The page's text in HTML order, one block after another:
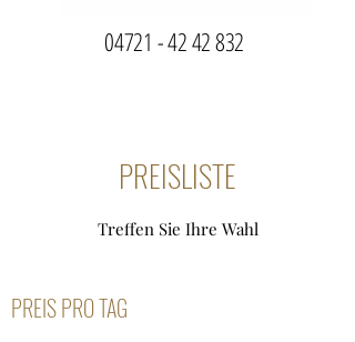
04721 - 42 42 832
PREISLISTE
Treffen Sie Ihre Wahl
PREIS PRO TAG